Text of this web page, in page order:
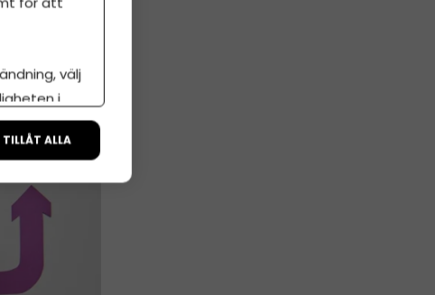
välj
i
TILLÅT ALLA